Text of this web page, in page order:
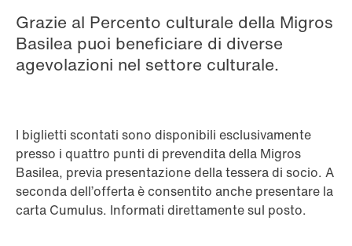
Grazie al Percento culturale della Migros
Basilea puoi beneficiare di diverse
agevolazioni nel settore culturale.
I biglietti scontati sono disponibili esclusivamente
presso i quattro punti di prevendita della Migros
Basilea, previa presentazione della tessera di socio. A
seconda dell’offerta è consentito anche presentare la
carta Cumulus. Informati direttamente sul posto.